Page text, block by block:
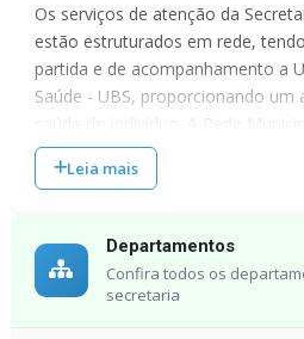
Os serviços de atenção da
estão estruturados em rede,
partida e de acompanhamento a
Saúde - UBS, proporcionando
saúde do indivíduo. A Rede
nas 3 UBS (Unidades Básicas de
âmbito individual e coletivo,
proteção da saúde, prevenção de
Leia mais
Departamentos
Confira todos os
secretaria